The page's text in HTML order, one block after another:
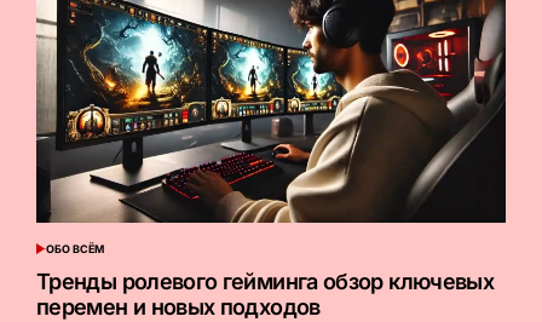
ОПУБЛИКОВАНО
В
ОБО ВСЁМ
Тренды ролевого гейминга обзор ключевых
перемен и новых подходов